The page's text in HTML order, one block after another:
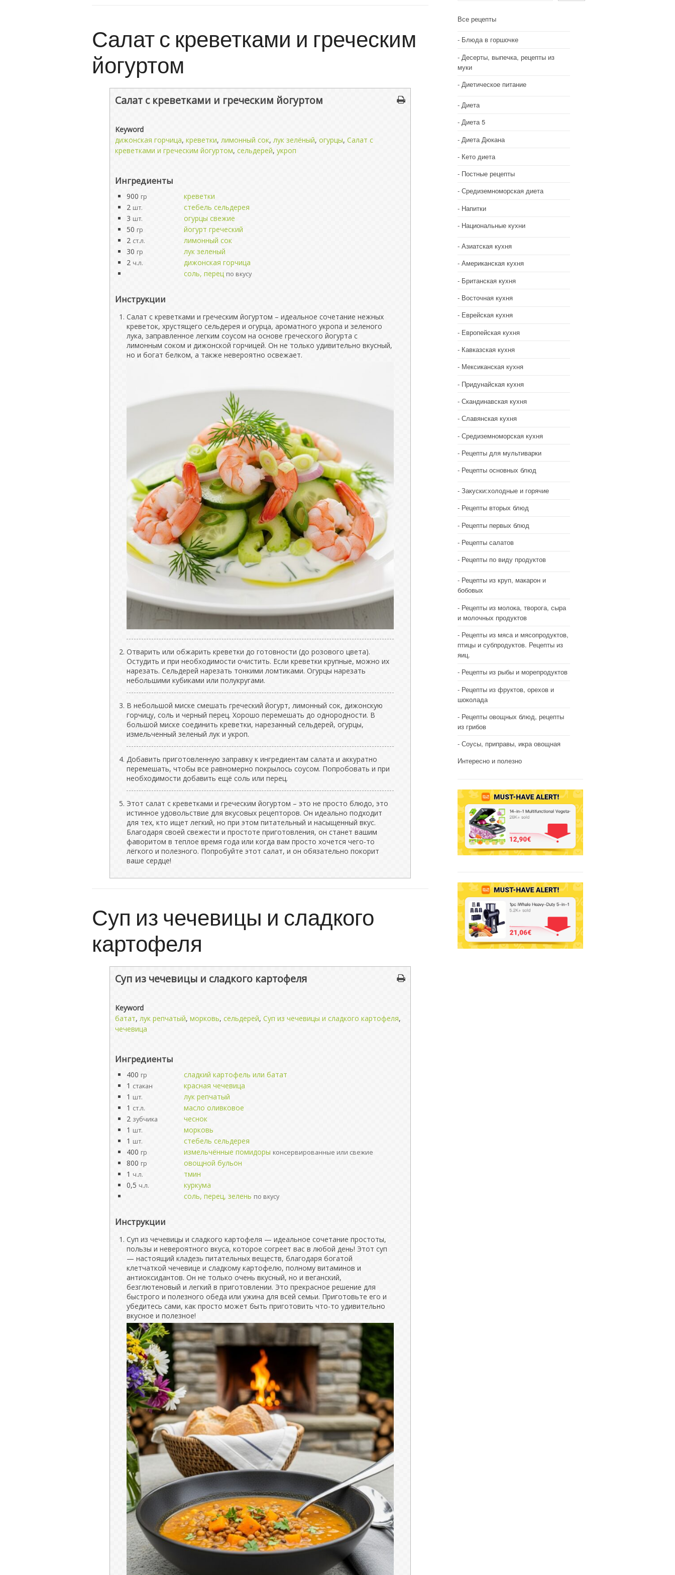
Салат с креветками и греческим
йогуртом
Салат с креветками и греческим йогуртом
Keyword
дижонская горчица, креветки, лимонный сок, лук зелёный, огурцы, Салат с
креветками и греческим йогуртом, сельдерей, укроп
Ингредиенты
900 гр
креветки
2 шт.
стебель сельдерея
3 шт.
огурцы свежие
50 гр
йогурт греческий
2 ст.л.
лимонный сок
30 гр
лук зеленый
2 ч.л.
дижонская горчица
соль, перец по вкусу
Инструкции
Салат с креветками и греческим йогуртом – идеальное сочетание нежных
креветок, хрустящего сельдерея и огурца, ароматного укропа и зеленого
лука, заправленное легким соусом на основе греческого йогурта с
лимонным соком и дижонской горчицей. Он не только удивительно вкусный,
но и богат белком, а также невероятно освежает.
Отварить или обжарить креветки до готовности (до розового цвета).
Остудить и при необходимости очистить. Если креветки крупные, можно их
нарезать. Сельдерей нарезать тонкими ломтиками. Огурцы нарезать
небольшими кубиками или полукругами.
В небольшой миске смешать греческий йогурт, лимонный сок, дижонскую
горчицу, соль и черный перец. Хорошо перемешать до однородности. В
большой миске соединить креветки, нарезанный сельдерей, огурцы,
измельченный зеленый лук и укроп.
Добавить приготовленную заправку к ингредиентам салата и аккуратно
перемешать, чтобы все равномерно покрылось соусом. Попробовать и при
необходимости добавить ещё соль или перец.
Этот салат с креветками и греческим йогуртом – это не просто блюдо, это
истинное удовольствие для вкусовых рецепторов. Он идеально подходит
для тех, кто ищет легкий, но при этом питательный и насыщенный вкус.
Благодаря своей свежести и простоте приготовления, он станет вашим
фаворитом в теплое время года или когда вам просто хочется чего-то
лёгкого и полезного. Попробуйте этот салат, и он обязательно покорит
ваше сердце!
Суп из чечевицы и сладкого
картофеля
Суп из чечевицы и сладкого картофеля
Keyword
батат, лук репчатый, морковь, сельдерей, Суп из чечевицы и сладкого картофеля,
чечевица
Ингредиенты
400 гр
сладкий картофель или батат
1 стакан
красная чечевица
1 шт.
лук репчатый
1 ст.л.
масло оливковое
2 зубчика
чеснок
1 шт.
морковь
1 шт.
стебель сельдерея
400 гр измельчённые помидоры консервированные или свежие
800 гр
овощной бульон
1 ч.л.
тмин
0,5 ч.л.
куркума
соль, перец, зелень по вкусу
Инструкции
Суп из чечевицы и сладкого картофеля — идеальное сочетание простоты,
пользы и невероятного вкуса, которое согреет вас в любой день! Этот суп
— настоящий кладезь питательных веществ, благодаря богатой
клетчаткой чечевице и сладкому картофелю, полному витаминов и
антиоксидантов. Он не только очень вкусный, но и веганский,
безглютеновый и легкий в приготовлении. Это прекрасное решение для
быстрого и полезного обеда или ужина для всей семьи. Приготовьте его и
убедитесь сами, как просто может быть приготовить что-то удивительно
вкусное и полезное!
Все рецепты
Блюда в горшочке
Десерты, выпечка, рецепты из
муки
Диетическое питание
Диета
Диета 5
Диета Дюкана
Кето диета
Постные рецепты
Средиземноморская диета
Напитки
Национальные кухни
Азиатская кухня
Американская кухня
Британская кухня
Восточная кухня
Еврейская кухня
Европейская кухня
Кавказская кухня
Мексиканская кухня
Придунайская кухня
Скандинавская кухня
Славянская кухня
Средиземноморская кухня
Рецепты для мультиварки
Рецепты основных блюд
Закуски:холодные и горячие
Рецепты вторых блюд
Рецепты первых блюд
Рецепты салатов
Рецепты по виду продуктов
Рецепты из круп, макарон и
бобовых
Рецепты из молока, творога, сыра
и молочных продуктов
Рецепты из мяса и мясопродуктов,
птицы и субпродуктов. Рецепты из
яиц.
Рецепты из рыбы и морепродуктов
Рецепты из фруктов, орехов и
шоколада
Рецепты овощных блюд, рецепты
из грибов
Соусы, приправы, икра овощная
Интересно и полезно